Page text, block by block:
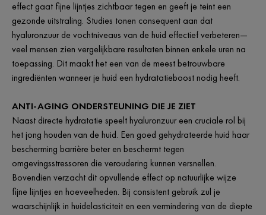
effect gaat fijne lijntjes zichtbaar tegen en geeft je teint een
gezonde uitstraling. Studies tonen consequent aan dat
hyaluronzuur de vochtniveaus van de huid effectief verbeteren—
veel mensen zien vergelijkbare resultaten binnen enkele uren na
toepassing. Dit maakt het een van de meest betrouwbare
ingrediënten wanneer je huid een hydratatieboost nodig heeft.
ANTI-AGING ONDERSTEUNING DIE JE ZIET
Naast directe hydratatie speelt hyaluronzuur een cruciale rol bij
het jong houden van de huid. Een goed gehydrateerde huid haar
bescherming barrière beter en beschermt tegen
omgevingsstressoren die veroudering kunnen versnellen.
Bovendien verzacht dit opvullende effect op natuurlijke wijze
fijne lijntjes en hoeveelheden. Bij consistent gebruik zul je
waarschijnlijk in huidelasticiteit en een vermindering van de diepte